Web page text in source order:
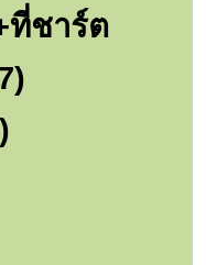
ที่ชาร์ต